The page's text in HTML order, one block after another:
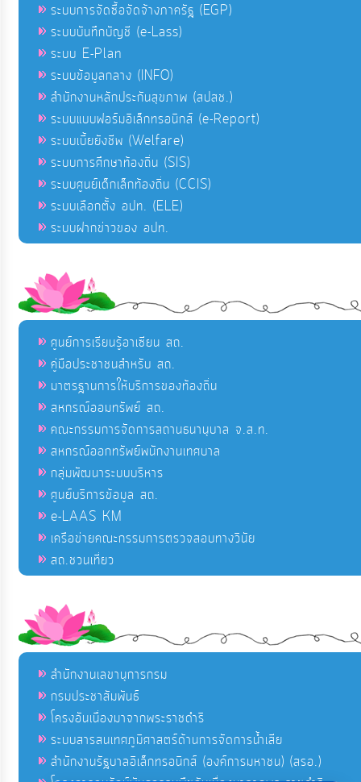
ระบบการจัดซื้อจัดจ้างภาครัฐ (EGP)
ระบบบันทึกบัญชี (e-Lass)
ระบบ E-Plan
ระบบข้อมูลกลาง (INFO)
สำนักงานหลักประกันสุขภาพ (สปสช.)
ระบบแบบฟอร์มอิเล็กทรอนิกส์ (e-Report)
ระบบเบี้ยยังชีพ (Welfare)
ระบบการศึกษาท้องถิ่น (SIS)
ระบบศูนย์เด็กเล็กท้องถิ่น (CCIS)
ระบบเลือกตั้ง อปท. (ELE)
ระบบฝากข่าวของ อปท.
ศูนย์การเรียนรู้อาเซียน สถ.
คู่มือประชาชนสำหรับ สถ.
มาตรฐานการให้บริการของท้องถิ่น
สหกรณ์ออมทรัพย์ สถ.
คณะกรรมการจัดการสถานธนานุบาล จ.ส.ท.
สหกรณ์ออกทรัพย์พนักงานเทศบาล
กลุ่มพัฒนาระบบบริหาร
ศูนย์บริการข้อมูล สถ.
e-LAAS KM
เครือข่ายคณะกรรมการตรวจสอบทางวินัย
สถ.ชวนเที่ยว
สำนักงานเลขานุการกรม
กรมประชาสัมพันธ์
โครงอันเนื่องมาจากพระราชดำริ
ระบบสารสนเทศภูมิศาสตร์ด้านการจัดการน้ำเสีย
สำนักงานรัฐบาลอิเล็กทรอนิกส์ (องค์การมหาชน) (สรอ.)